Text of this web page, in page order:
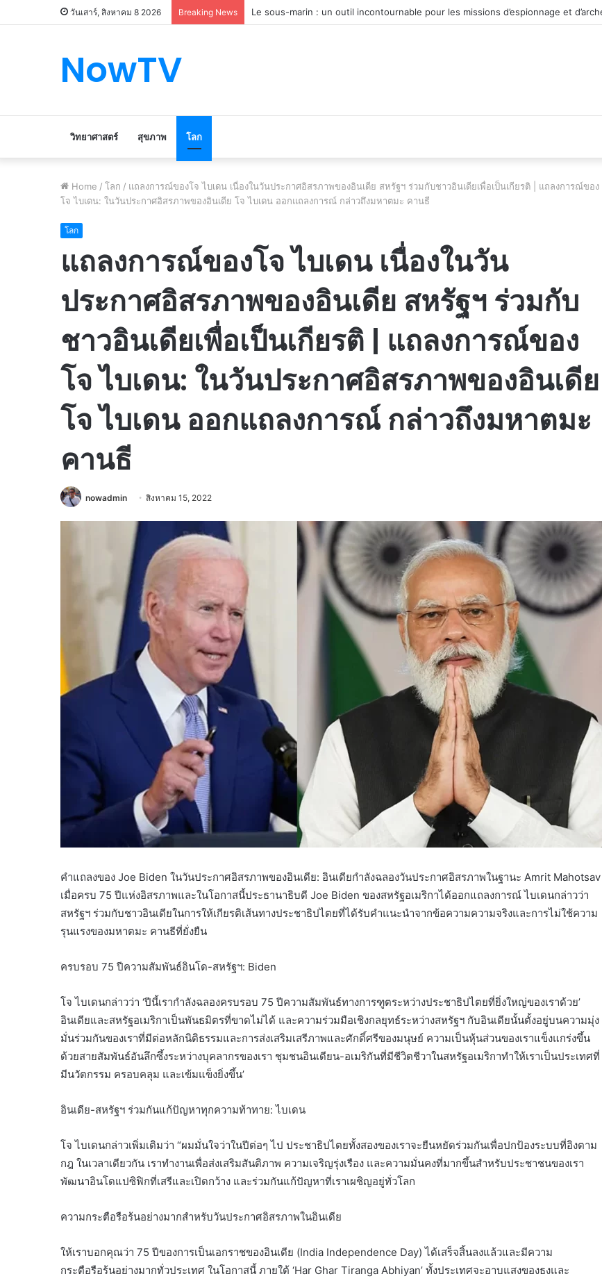
วันเสาร์, สิงหาคม 8 2026 Breaking News Le marché du véhicule d’occasion en plein essor
NowTV
วิทยาศาสตร์ สุขภาพ โลก
Home / โลก / แถลงการณ์ของโจ ไบเดน เนื่องในวันประกาศอิสรภาพของอินเดีย สหรัฐฯ ร่วมกับชาวอินเดียเพื่อเป็นเกียรติ | แถลงการณ์ของ
โจ ไบเดน: ในวันประกาศอิสรภาพของอินเดีย โจ ไบเดน ออกแถลงการณ์ กล่าวถึงมหาตมะ คานธี
โลก
แถลงการณ์ของโจ ไบเดน เนื่องในวัน
ประกาศอิสรภาพของอินเดีย สหรัฐฯ ร่วมกับ
ชาวอินเดียเพื่อเป็นเกียรติ | แถลงการณ์ของ
โจ ไบเดน: ในวันประกาศอิสรภาพของอินเดีย
โจ ไบเดน ออกแถลงการณ์ กล่าวถึงมหาตมะ
คานธี
nowadmin สิงหาคม 15, 2022
คำแถลงของ Joe Biden ในวันประกาศอิสรภาพของอินเดีย: อินเดียกำลังฉลองวันประกาศอิสรภาพในฐานะ Amrit Mahotsav
เมื่อครบ 75 ปีแห่งอิสรภาพและในโอกาสนี้ประธานาธิบดี Joe Biden ของสหรัฐอเมริกาได้ออกแถลงการณ์ ไบเดนกล่าวว่า
สหรัฐฯ ร่วมกับชาวอินเดียในการให้เกียรติเส้นทางประชาธิปไตยที่ได้รับคำแนะนำจากข้อความความจริงและการไม่ใช้ความ
รุนแรงของมหาตมะ คานธีที่ยั่งยืน
ครบรอบ 75 ปีความสัมพันธ์อินโด-สหรัฐฯ: Biden
โจ ไบเดนกล่าวว่า ‘ปีนี้เรากำลังฉลองครบรอบ 75 ปีความสัมพันธ์ทางการฑูตระหว่างประชาธิปไตยที่ยิ่งใหญ่ของเราด้วย’
อินเดียและสหรัฐอเมริกาเป็นพันธมิตรที่ขาดไม่ได้ และความร่วมมือเชิงกลยุทธ์ระหว่างสหรัฐฯ กับอินเดียนั้นตั้งอยู่บนความมุ่ง
มั่นร่วมกันของเราที่มีต่อหลักนิติธรรมและการส่งเสริมเสรีภาพและศักดิ์ศรีของมนุษย์ ความเป็นหุ้นส่วนของเราแข็งแกร่งขึ้น
ด้วยสายสัมพันธ์อันลึกซึ้งระหว่างบุคลากรของเรา ชุมชนอินเดียน-อเมริกันที่มีชีวิตชีวาในสหรัฐอเมริกาทำให้เราเป็นประเทศที่
มีนวัตกรรม ครอบคลุม และเข้มแข็งยิ่งขึ้น’
อินเดีย-สหรัฐฯ ร่วมกันแก้ปัญหาทุกความท้าทาย: ไบเดน
โจ ไบเดนกล่าวเพิ่มเติมว่า “ผมมั่นใจว่าในปีต่อๆ ไป ประชาธิปไตยทั้งสองของเราจะยืนหยัดร่วมกันเพื่อปกป้องระบบที่อิงตาม
กฎ ในเวลาเดียวกัน เราทำงานเพื่อส่งเสริมสันติภาพ ความเจริญรุ่งเรือง และความมั่นคงที่มากขึ้นสำหรับประชาชนของเรา
พัฒนาอินโดแปซิฟิกที่เสรีและเปิดกว้าง และร่วมกันแก้ปัญหาที่เราเผชิญอยู่ทั่วโลก
ความกระตือรือร้นอย่างมากสำหรับวันประกาศอิสรภาพในอินเดีย
ให้เราบอกคุณว่า 75 ปีของการเป็นเอกราชของอินเดีย (India Independence Day) ได้เสร็จสิ้นลงแล้วและมีความ
กระตือรือร้นอย่างมากทั่วประเทศ ในโอกาสนี้ ภายใต้ ‘Har Ghar Tiranga Abhiyan’ ทั้งประเทศจะอาบแสงของธงและ